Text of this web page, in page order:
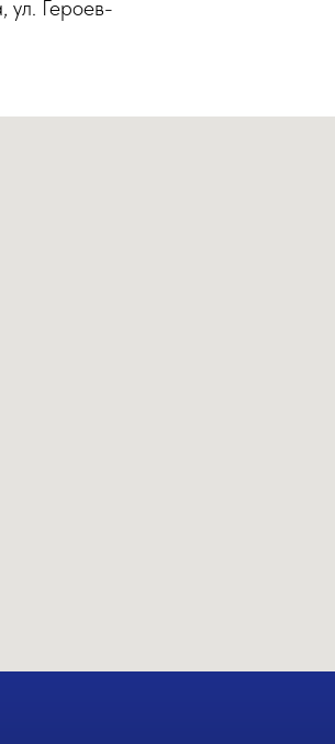
ул. Героев-